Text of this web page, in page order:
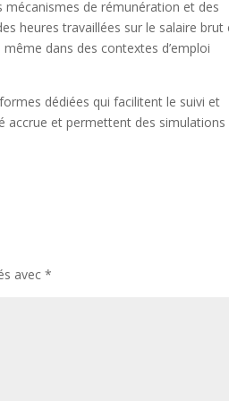
de rémunération et des
heures travaillées sur le salaire brut
dans des contextes d’emploi
dédiées qui facilitent le suivi et
accrue et permettent des simulations
avec*